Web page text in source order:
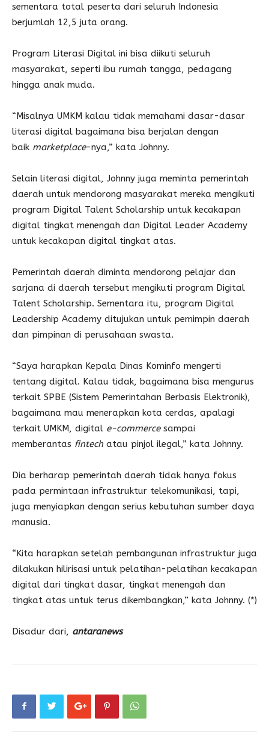
sementara total peserta dari seluruh Indonesia
berjumlah 12,5 juta orang.
Program Literasi Digital ini bisa diikuti seluruh
masyarakat, seperti ibu rumah tangga, pedagang
hingga anak muda.
“Misalnya UMKM kalau tidak memahami dasar-dasar
literasi digital bagaimana bisa berjalan dengan
baik marketplace-nya,” kata Johnny.
Selain literasi digital, Johnny juga meminta pemerintah
daerah untuk mendorong masyarakat mereka mengikuti
program Digital Talent Scholarship untuk kecakapan
digital tingkat menengah dan Digital Leader Academy
untuk kecakapan digital tingkat atas.
Pemerintah daerah diminta mendorong pelajar dan
sarjana di daerah tersebut mengikuti program Digital
Talent Scholarship. Sementara itu, program Digital
Leadership Academy ditujukan untuk pemimpin daerah
dan pimpinan di perusahaan swasta.
“Saya harapkan Kepala Dinas Kominfo mengerti
tentang digital. Kalau tidak, bagaimana bisa mengurus
terkait SPBE (Sistem Pemerintahan Berbasis Elektronik),
bagaimana mau menerapkan kota cerdas, apalagi
terkait UMKM, digital e-commercesampai
memberantas fintech atau pinjol ilegal,” kata Johnny.
Dia berharap pemerintah daerah tidak hanya fokus
pada permintaan infrastruktur telekomunikasi, tapi,
juga menyiapkan dengan serius kebutuhan sumber daya
manusia.
“Kita harapkan setelah pembangunan infrastruktur juga
dilakukan hilirisasi untuk pelatihan-pelatihan kecakapan
digital dari tingkat dasar, tingkat menengah dan
tingkat atas untuk terus dikembangkan,” kata Johnny. (*)
Disadur dari, antaranews